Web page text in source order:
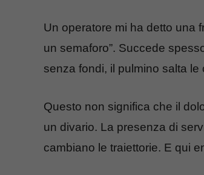
Un operatore mi ha detto una
un semaforo”. Succede
senza fondi, il pulmino salta
Questo non significa che il
un divario. La presenza di
cambiano le traiettorie. E qui